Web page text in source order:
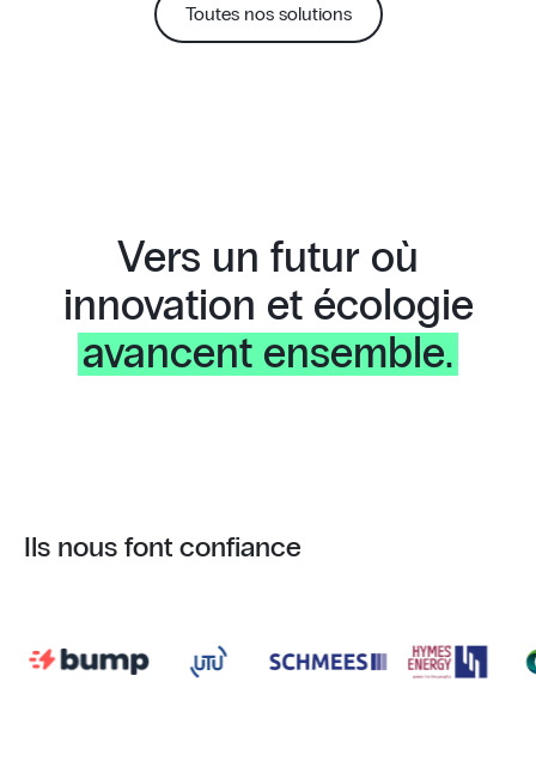
Toutes nos solutions
Vers un futur où
innovation et écologie
avancent ensemble.
Ils nous font confiance